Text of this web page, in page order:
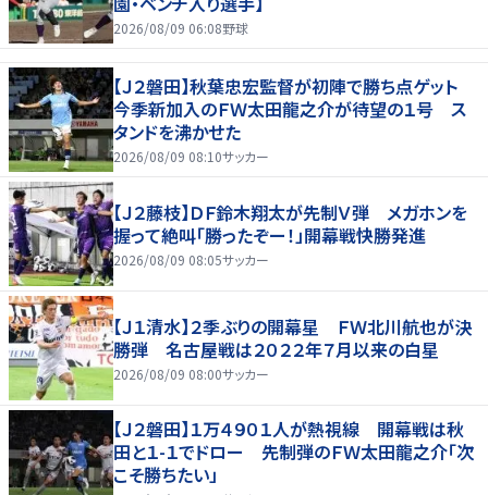
2026/08/09 06:08野球
【Ｊ２磐田】秋葉忠宏監督が初陣で勝ち点ゲット
今季新加入のＦＷ太田龍之介が待望の１号 ス
タンドを沸かせた
2026/08/09 08:10サッカー
【Ｊ２藤枝】ＤＦ鈴木翔太が先制Ｖ弾 メガホンを
握って絶叫「勝ったぞー！」開幕戦快勝発進
2026/08/09 08:05サッカー
【Ｊ１清水】２季ぶりの開幕星 ＦＷ北川航也が決
勝弾 名古屋戦は２０２２年７月以来の白星
2026/08/09 08:00サッカー
【Ｊ２磐田】１万４９０１人が熱視線 開幕戦は秋
田と１-１でドロー 先制弾のＦＷ太田龍之介「次
こそ勝ちたい」